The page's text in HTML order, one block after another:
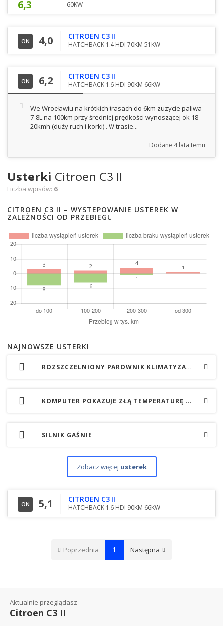
6,3
60KW
ON 4,0 CITROEN C3 II
HATCHBACK 1.4 HDI 70KM 51KW
ON 6,2 CITROEN C3 II
HATCHBACK 1.6 HDI 90KM 66KW
We Wrocławiu na krótkich trasach do 6km zuzycie paliwa
7-8L na 100km przy średniej prędkości wynoszącej ok 18-
20kmh (duży ruch i korki) . W trasie...
Dodane 4 lata temu
Usterki Citroen C3 II
Liczba wpisów: 6
CITROEN C3 II – WYSTEPOWANIE USTEREK W
ZALEŻNOŚCI OD PRZEBIEGU
NAJNOWSZE USTERKI
ROZSZCZELNIONY PAROWNIK KLIMATYZACJI
KOMPUTER POKAZUJE ZŁĄ TEMPERATURĘ ZEWNĘTRZNĄ
SILNIK GAŚNIE
Zobacz więcej usterek
ON 5,1 CITROEN C3 II
HATCHBACK 1.6 HDI 90KM 66KW
Poprzednia 1 Następna
Aktualnie przeglądasz
Citroen C3 II